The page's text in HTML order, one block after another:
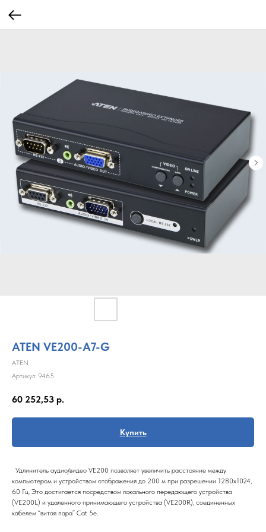
ATEN VE200-A7-G
ATEN
Артикул: 9465
60 252,53 р.
Купить
Удлинитель аудио/видео VE200 позволяет увеличить расстояние между
компьютером и устройством отображения до 200 м при разрешении 1280x1024,
60 Гц. Это достигается посредством локального передающего устройства
(VE200L) и удаленного принимающего устройства (VE200R), соединенных
кабелем “витая пара” Cat 5e.